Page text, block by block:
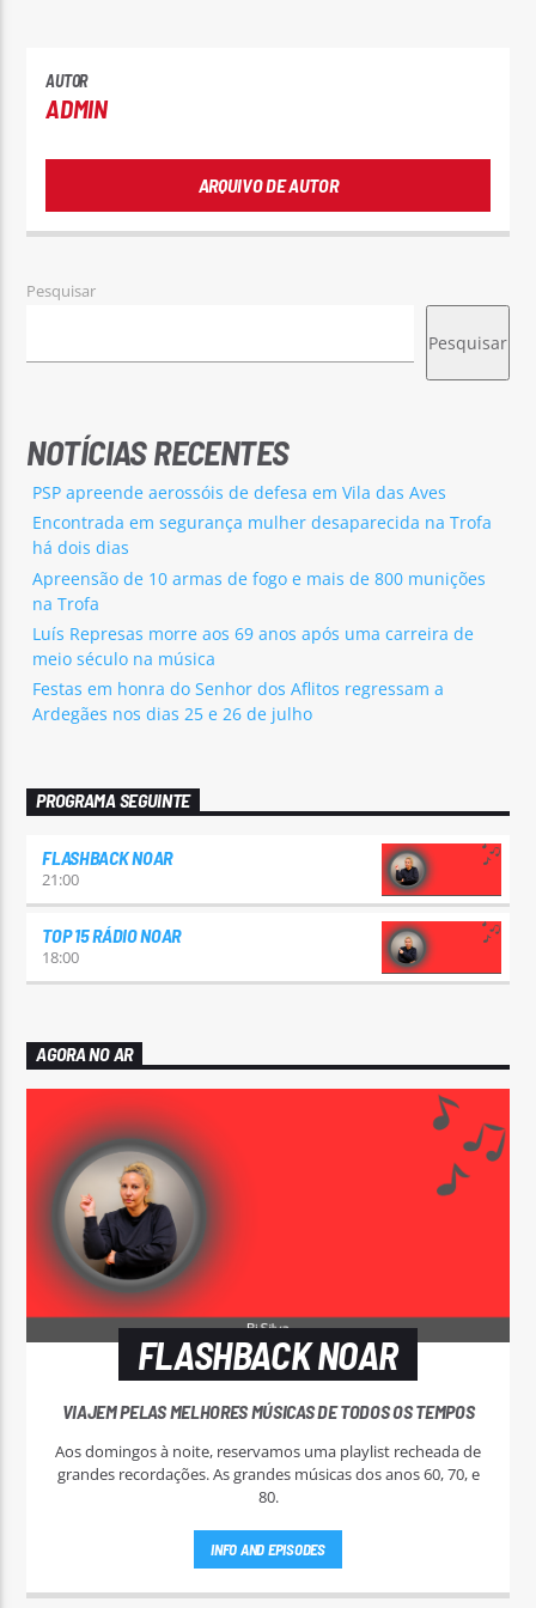
AUTOR
ADMIN
ARQUIVO DE AUTOR
Pesquisar
Pesquisar
NOTÍCIAS RECENTES
PSP apreende aerossóis de defesa em Vila das Aves
Encontrada em segurança mulher desaparecida na Trofa
há dois dias
Apreensão de 10 armas de fogo e mais de 800 munições
na Trofa
Luís Represas morre aos 69 anos após uma carreira de
meio século na música
Festas em honra do Senhor dos Aflitos regressam a
Ardegães nos dias 25 e 26 de julho
PROGRAMA SEGUINTE
FLASHBACK NOAR
21:00
TOP 15 RÁDIO NOAR
18:00
AGORA NO AR
FLASHBACK NOAR
VIAJEM PELAS MELHORES MÚSICAS DE TODOS OS TEMPOS
Aos domingos à noite, reservamos uma playlist recheada de
grandes recordações. As grandes músicas dos anos 60, 70, e
80.
INFO AND EPISODES